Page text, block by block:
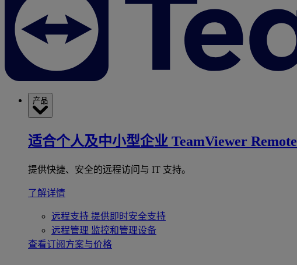
产品
适合个人及中小型企业 TeamViewer Remote
提供快捷、安全的远程访问与 IT 支持。
了解详情
远程支持 提供即时安全支持
远程管理 监控和管理设备
查看订阅方案与价格